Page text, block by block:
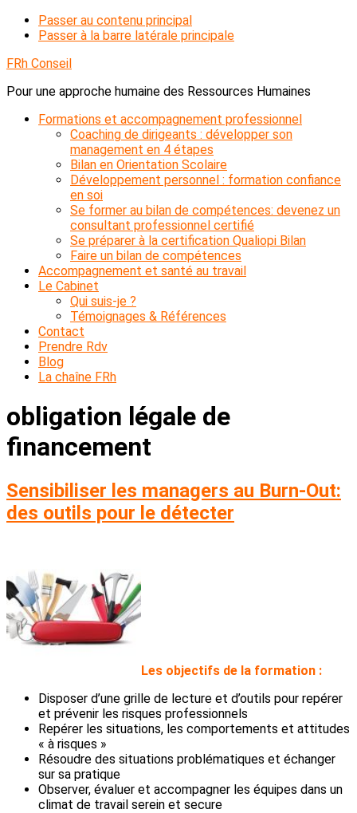
Passer au contenu principal
Passer à la barre latérale principale
FRh Conseil
Pour une approche humaine des Ressources Humaines
Formations et accompagnement professionnel
Coaching de dirigeants : développer son
management en 4 étapes
Bilan en Orientation Scolaire
Développement personnel : formation confiance
en soi
Se former au bilan de compétences: devenez un
consultant professionnel certifié
Se préparer à la certification Qualiopi Bilan
Faire un bilan de compétences
Accompagnement et santé au travail
Le Cabinet
Qui suis-je ?
Témoignages & Références
Contact
Prendre Rdv
Blog
La chaîne FRh
obligation légale de
financement
Sensibiliser les managers au Burn-Out:
des outils pour le détecter
Les objectifs de la formation :
Disposer d’une grille de lecture et d’outils pour repérer
et prévenir les risques professionnels
Repérer les situations, les comportements et attitudes
« à risques »
Résoudre des situations problématiques et échanger
sur sa pratique
Observer, évaluer et accompagner les équipes dans un
climat de travail serein et secure